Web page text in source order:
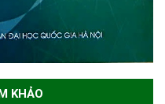
KHẢO